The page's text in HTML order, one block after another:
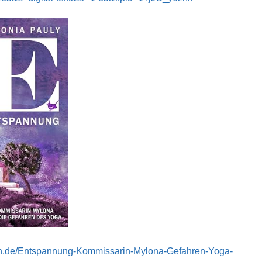
Entspannung-Kommissarin-Mylona-Gefahren-Yoga-
forum.xtme.de/wp-content/plugins/tinymce-advanced/mce/